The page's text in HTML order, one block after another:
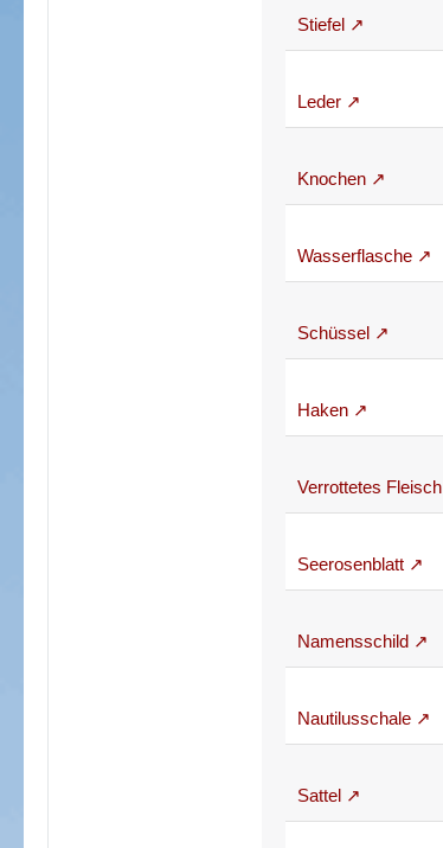
Stiefel
Leder
Knochen
Wasserflasche
Schüssel
Haken
Verrottetes Fleisch
Seerosenblatt
Namensschild
Nautilusschale
Sattel